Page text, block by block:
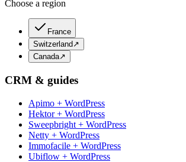
Choose a region
France
Switzerland ↗
Canada↗
CRM & guides
Apimo + WordPress
Hektor + WordPress
Sweepbright + WordPress
Netty + WordPress
Immofacile + WordPress
Ubiflow + WordPress